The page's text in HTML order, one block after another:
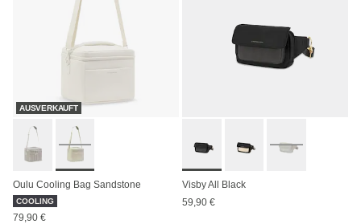
AUSVERKAUFT
Oulu Cooling Bag Sandstone
COOLING
79,90 €
Visby All Black
59,90 €